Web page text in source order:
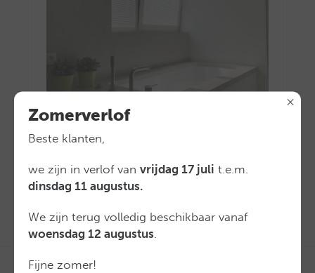
Horizontale lamellen in raamvleugel
Zomerverlof
Beste klanten,
we zijn in verlof van vrijdag 17 juli t.e.m.
dinsdag 11 augustus.
We zijn terug volledig beschikbaar vanaf
woensdag 12 augustus
Fijne zomer!